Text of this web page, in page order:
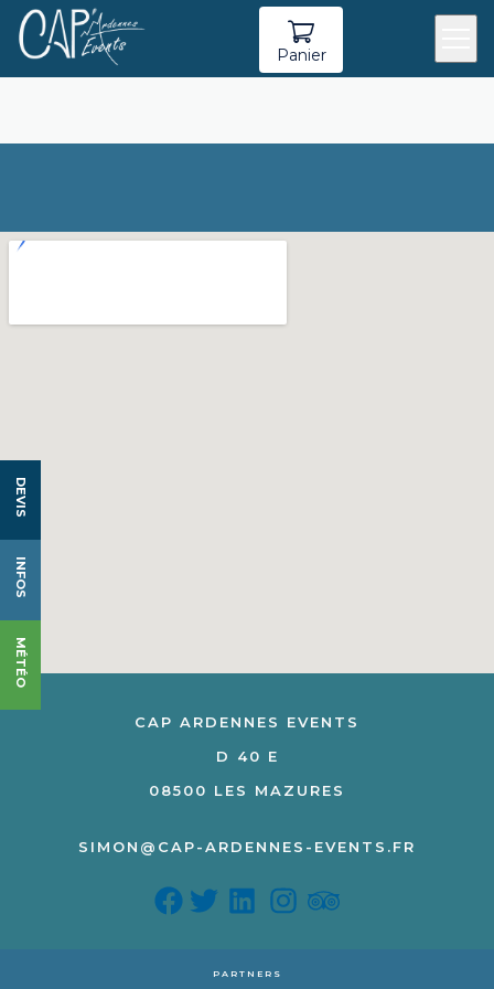
DEVIS
INFOS
MÉTÉO
Panier
CAP ARDENNES EVENTS
D 40 E
08500 LES MAZURES
SIMON@CAP-ARDENNES-EVENTS.FR
PARTNERS